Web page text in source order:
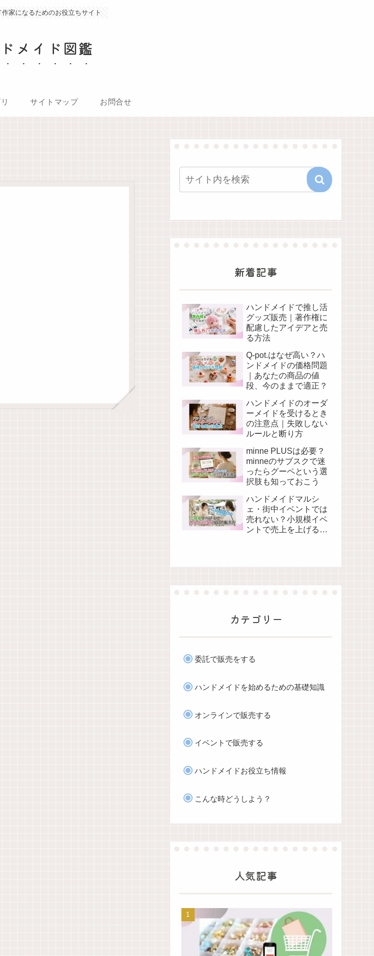
家になるためのお役立ちサイト
メイド図鑑
サイトマップ お問合せ
新着記事
ハンドメイドで推し活
グッズ販売｜著作権に
配慮したアイデアと売
る方法
Q-pot.はなぜ高い？ハ
ンドメイドの価格問題
｜あなたの商品の値
段、今のままで適正？
ハンドメイドのオーダ
ーメイドを受けるとき
の注意点｜失敗しない
ルールと断り方
minne PLUSは必要？
minneのサブスクで迷
ったらグーペという選
択肢も知っておこう
ハンドメイドマルシ
ェ・街中イベントでは
売れない？小規模イベ
ントで売上を上げる当
カテゴリー
委託で販売をする
ハンドメイドを始めるための基礎知識
オンラインで販売する
イベントで販売する
ハンドメイドお役立ち情報
こんな時どうしよう？
人気記事